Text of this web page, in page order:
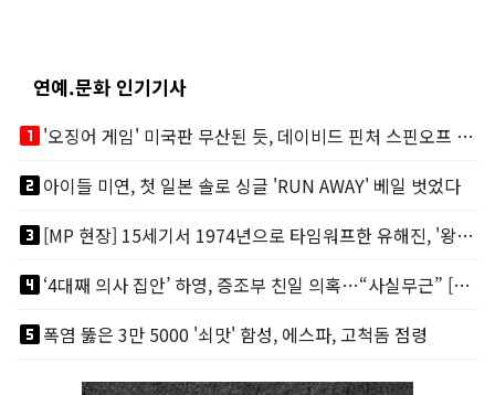
연예.문화 인기기사
looks_one
'오징어 게임' 미국판 무산된 듯, 데이비드 핀처 스핀오프 철회
looks_two아이들 미연, 첫 일본 솔로 싱글 'RUN AWAY' 베일 벗었다
looks_3
[MP 현장] 15세기서 1974년으로 타임워프한 유해진, '왕사남'? 그게 뭔데?
looks_4
‘4대째 의사 집안’ 하영, 증조부 친일 의혹…“사실무근” [MP이슈]
looks_5폭염 뚫은 3만 5000 '쇠맛' 함성, 에스파, 고척돔 점령